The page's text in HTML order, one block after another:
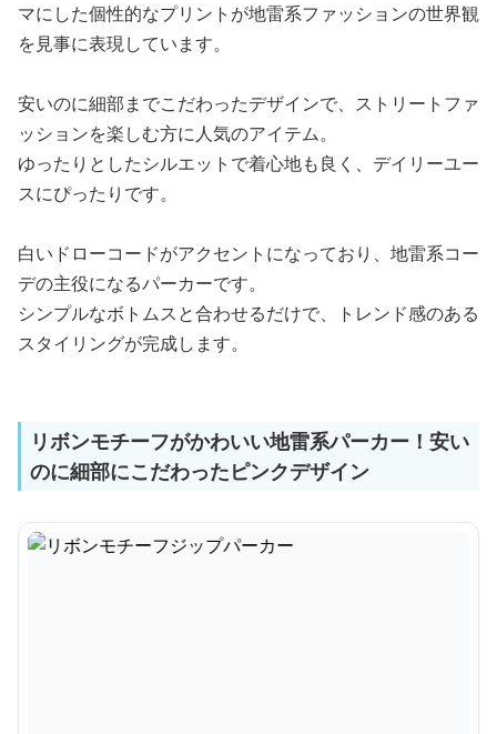
マにした個性的なプリントが地雷系ファッションの世界観
を見事に表現しています。
安いのに細部までこだわったデザインで、ストリートファ
ッションを楽しむ方に人気のアイテム。
ゆったりとしたシルエットで着心地も良く、デイリーユー
スにぴったりです。
白いドローコードがアクセントになっており、地雷系コー
デの主役になるパーカーです。
シンプルなボトムスと合わせるだけで、トレンド感のある
スタイリングが完成します。
リボンモチーフがかわいい地雷系パーカー！安い
のに細部にこだわったピンクデザイン